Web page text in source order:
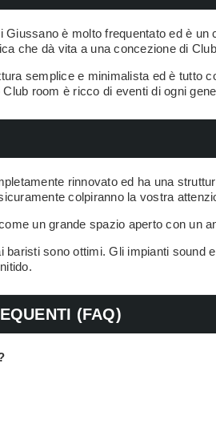
Giussano è molto frequentato ed è
che dà vita a una concezione di
semplice e minimalista ed è tutto
room è ricco di eventi di ogni
rinnovato ed ha una
colpiranno la vostra
un grande spazio aperto con un
baristi sono ottimi. Gli impianti sound
(FAQ)